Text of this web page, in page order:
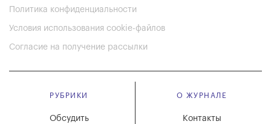
Политика конфиденциальности
Условия использования cookie-файлов
Согласие на получение рассылки
РУБРИКИ
Обсудить
О ЖУРНАЛЕ
Контакты